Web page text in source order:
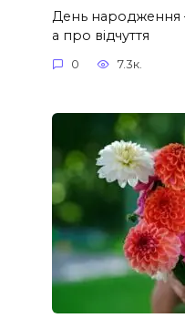
День народження
а про відчуття
0 7.3к.